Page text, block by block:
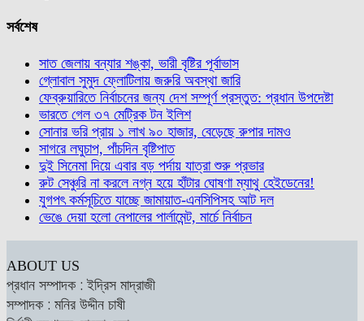
সর্বশেষ
সাত জেলায় বন্যার শঙ্কা, ভারী বৃষ্টির পূর্বাভাস
গ্লোবাল সুমুদ ফ্লোটিলায় জরুরি অবস্থা জারি
ফেব্রুয়ারিতে নির্বাচনের জন্য দেশ সম্পূর্ণ প্রস্তুত: প্রধান উপদেষ্টা
ভারতে গেল ৩৭ মেট্রিক টন ইলিশ
সোনার ভরি প্রায় ১ লাখ ৯০ হাজার, বেড়েছে রুপার দামও
সাগরে লঘুচাপ, পাঁচদিন বৃষ্টিপাত
দুই সিনেমা দিয়ে এবার বড় পর্দায় যাত্রা শুরু প্রভার
রুট সেঞ্চুরি না করলে নগ্ন হয়ে হাঁটার ঘোষণা ম্যাথু হেইডেনের!
যুগপৎ কর্মসূচিতে যাচ্ছে জামায়াত-এনসিপিসহ আট দল
ভেঙে দেয়া হলো নেপালের পার্লামেন্ট, মার্চে নির্বাচন
ABOUT US
প্রধান সম্পাদক : ইদ্রিস মাদ্রাজী
সম্পাদক : মনির উদ্দীন চাষী